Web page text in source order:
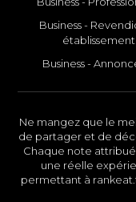
Business -
établissement
Business -
Ne mangez que le
de partager et de
Chaque note
une réelle
permettant à